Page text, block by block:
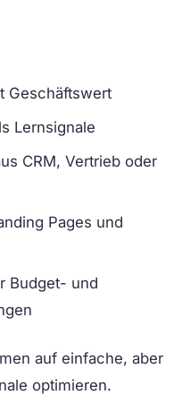
Geschäftswert
Lernsignale
CRM, Vertrieb oder
Pages und
Budget- und
auf einfache, aber
optimieren.